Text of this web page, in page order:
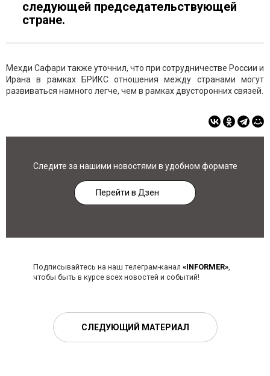
следующей председательствующей
стране.
Мехди Сафари также уточнил, что при сотрудничестве России и
Ирана в рамках БРИКС отношения между странами могут
развиваться намного легче, чем в рамках двусторонних связей.
Следите за нашими новостями в удобном формате
Перейти в Дзен
Подписывайтесь на наш телеграм-канал «INFORMER»,
чтобы быть в курсе всех новостей и событий!
СЛЕДУЮЩИЙ МАТЕРИАЛ